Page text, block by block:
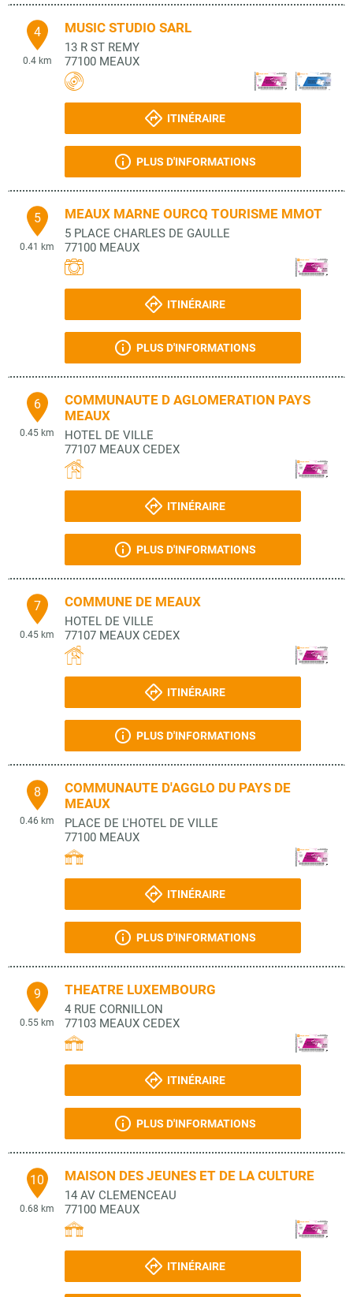
4
0.4 km
MUSIC STUDIO SARL
13 R ST REMY
77100 MEAUX
ITINÉRAIRE
PLUS D'INFORMATIONS
5
0.41 km
MEAUX MARNE OURCQ TOURISME MMOT
5 PLACE CHARLES DE GAULLE
77100 MEAUX
ITINÉRAIRE
PLUS D'INFORMATIONS
6
0.45 km
COMMUNAUTE D AGLOMERATION PAYS
MEAUX
HOTEL DE VILLE
77107 MEAUX CEDEX
ITINÉRAIRE
PLUS D'INFORMATIONS
7
0.45 km
COMMUNE DE MEAUX
HOTEL DE VILLE
77107 MEAUX CEDEX
ITINÉRAIRE
PLUS D'INFORMATIONS
8
0.46 km
COMMUNAUTE D'AGGLO DU PAYS DE
MEAUX
PLACE DE L'HOTEL DE VILLE
77100 MEAUX
ITINÉRAIRE
PLUS D'INFORMATIONS
9
0.55 km
THEATRE LUXEMBOURG
4 RUE CORNILLON
77103 MEAUX CEDEX
ITINÉRAIRE
PLUS D'INFORMATIONS
10
0.68 km
MAISON DES JEUNES ET DE LA CULTURE
14 AV CLEMENCEAU
77100 MEAUX
ITINÉRAIRE